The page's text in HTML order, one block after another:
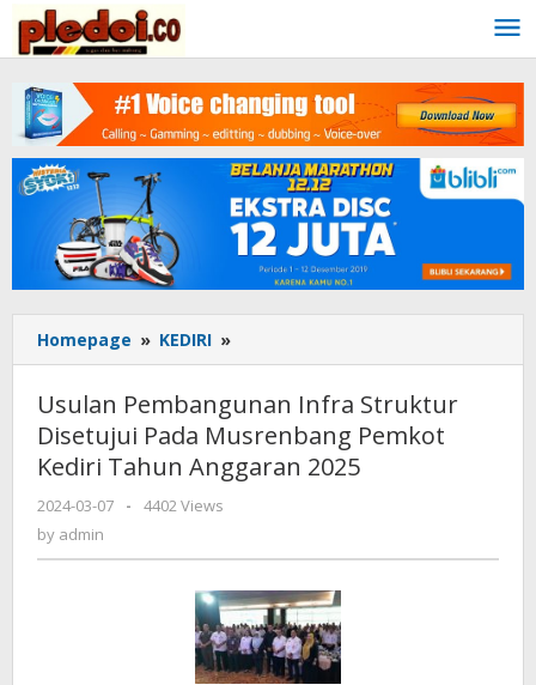
content
Homepage » KEDIRI »
Pembangunan
Struktur
Disetujui
Pada
Tahun
Anggaran
2025
Usulan Pembangunan Infra Struktur
Disetujui Pada Musrenbang Pemkot
Kediri Tahun Anggaran 2025
2024-03-07
by
-
4402 Views
by admin